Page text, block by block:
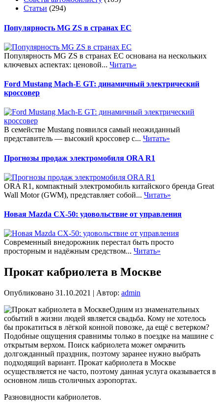
Статьи (294)
Популярность MG ZS в странах ЕС
Популярность MG ZS в странах ЕС основана на нескольких
ключевых аспектах: ценовой... Читать»
Ford Mustang Mach-E GT: динамичный электрический
кроссовер
В семействе Mustang появился самый неожиданный
представитель — высокий кроссовер с... Читать»
Прогнозы продаж электромобиля ORA R1
ORA R1, компактный электромобиль китайского бренда Great
Wall Motor (GWM), представляет собой... Читать»
Новая Mazda CX-50: удовольствие от управления
Современный внедорожник перестал быть просто
просторным и надёжным средством... Читать»
Прокат кабриолета в Москве
Опубликовано 31.10.2021 | Автор: admin
Одним из знаменательных
событий в жизни людей является свадьба. Кому не хотелось
бы прокатиться в лёгкой конной повозке, да ещё с ветерком?
Подобные ощущения сравнимы только в поездке на машине с
открытым верхом. Поиск кабриолета может омрачить
долгожданный праздник, поэтому заранее нужно выбрать
подходящий вариант. Прокат кабриолета в Москве
осуществляется не часто, поэтому данная услуга оказывается в
основном лишь столичных аэропортах.
Разновидности кабриолетов.